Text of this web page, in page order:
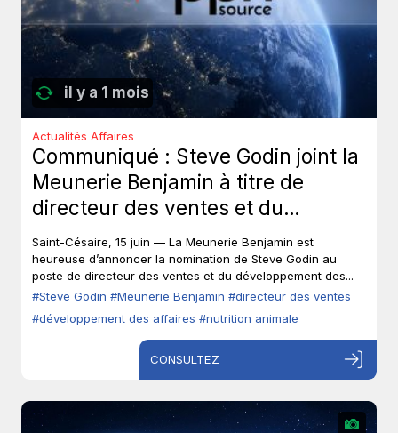
il y a 1 mois
Actualités Affaires
Communiqué : Steve Godin joint la
Meunerie Benjamin à titre de
directeur des ventes et du
développement des affaires.
Saint-Césaire, 15 juin — La Meunerie Benjamin est
heureuse d’annoncer la nomination de Steve Godin au
poste de directeur des ventes et du développement des...
#Steve Godin #Meunerie Benjamin #directeur des ventes
#développement des affaires #nutrition animale
CONSULTEZ